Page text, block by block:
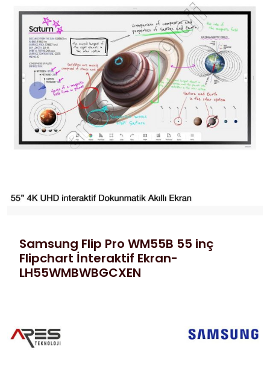
Samsung Flip Pro WM55B 55 inç
Flipchart İnteraktif Ekran-
LH55WMBWBGCXEN